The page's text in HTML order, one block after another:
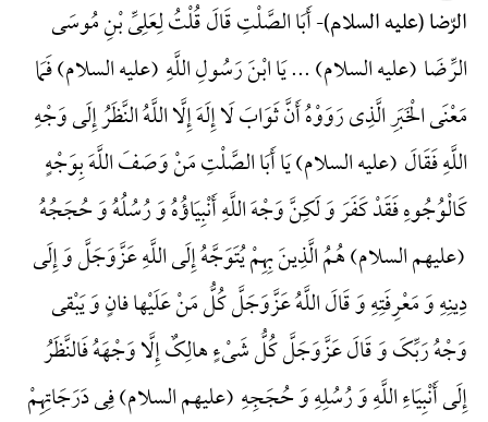
الرّضا (علیه السلام)-أَبَا الصَّلْتِ قَالَ قُلْتُ لِعَلِیِّ بْنِ مُوسَی
الرِّضَا (علیه السلام) ... یَا ابْنَ رَسُولِ اللَّهِ (علیه السلام) فَمَا
مَعْنَی الْخَبَرِ الَّذِی رَوَوْهُ أَنَّ ثَوَابَ لَا إِلَهَ إِلَّا اللَّهُ النَّظَرُ إِلَی وَجْهِ
اللَّهِ فَقَالَ (علیه السلام) یَا أَبَا الصَّلْتِ مَنْ وَصَفَ اللَّهَ بِوَجْهٍ
کَالْوُجُوهِ فَقَدْ کَفَرَ وَ لَکِنَّ وَجْهَ اللَّهِ أَنْبِیَاؤُهُ وَ رُسُلُهُ وَ حُجَجُهُ
(علیهم السلام) هُمُ الَّذِینَ بِهِمْ یُتَوَجَّهُ إِلَی اللَّهِ عَزَّوَجَلَّ وَ إِلَی
دِینِهِ وَ مَعْرِفَتِهِ وَ قَالَ اللَّهُ عَزَّوَجَلَّ کُلُّ مَنْ عَلَیْها فانٍ وَ یَبْقی
وَجْهُ رَبِّکَ وَ قَالَ عَزَّوَجَلَّ کُلُّ شَیْءٍ هالِکٌ إِلَّا وَجْهَهُ فَالنَّظَرُ
إِلَی أَنْبِیَاءِ اللَّهِ وَ رُسُلِهِ وَ حُجَجِهِ (علیهم السلام) فِی دَرَجَاتِهِمْ